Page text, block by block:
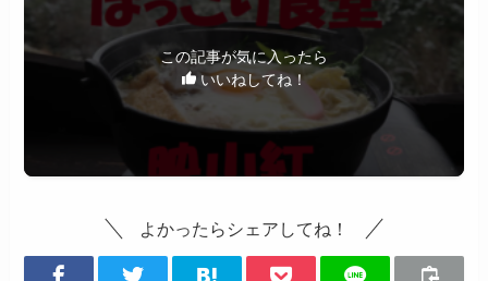
この記事が気に入ったら
いいねしてね！
よかったらシェアしてね！